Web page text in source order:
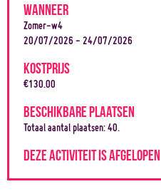
WANNEER
Zomer-w4
20/07/2026 - 24/07/2026
KOSTPRIJS
€130.00
BESCHIKBARE PLAATSEN
Totaal aantal plaatsen: 40.
DEZE ACTIVITEIT IS AFGELOPEN